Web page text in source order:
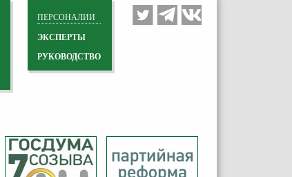
ПЕРСОНАЛИИ
ЭКСПЕРТЫ
РУКОВОДСТВО